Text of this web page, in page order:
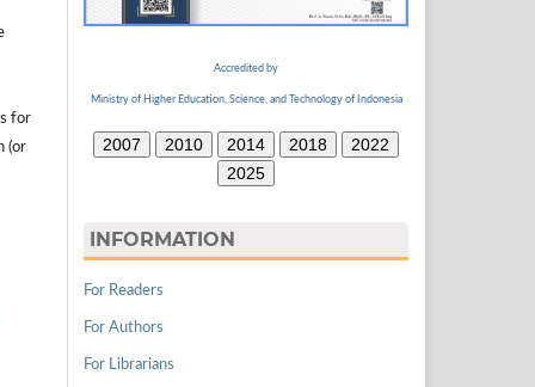
for
(or
Accredited by
Ministry of Higher Education, Science, and Technology of Indonesia
2007 2010 2014 2018
2022
2025
INFORMATION
For Readers
For Authors
For Librarians